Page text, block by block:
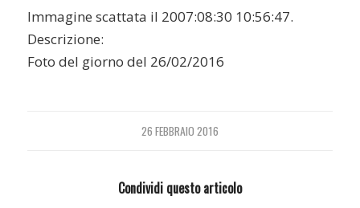
Immagine scattata il 2007:08:30 10:56:47.
Descrizione:
Foto del giorno del 26/02/2016
26 FEBBRAIO 2016
Condividi questo articolo